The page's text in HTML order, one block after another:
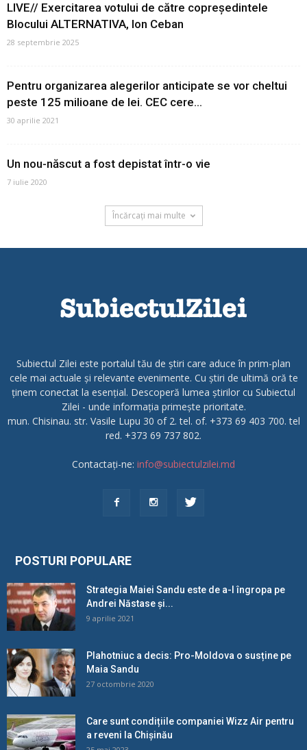
LIVE// Exercitarea votului de către copreședintele
Blocului ALTERNATIVA, Ion Ceban
28 septembrie 2025
Pentru organizarea alegerilor anticipate se vor cheltui
peste 125 milioane de lei. CEC cere...
30 aprilie 2021
Un nou-născut a fost depistat într-o vie
7 iulie 2020
Încărcați mai multe
Subiectul Zilei este portalul tău de știri care aduce în prim-plan
cele mai actuale și relevante evenimente. Cu știri de ultimă oră te
ținem conectat la esențial. Descoperă lumea știrilor cu Subiectul
Zilei - unde informația primește prioritate.
mun. Chisinau. str. Vasile Lupu 30 of 2. tel. of. +373 69 403 700. tel
red. +373 69 737 802.
Contactați-ne: info@subiectulzilei.md
POSTURI POPULARE
Strategia Maiei Sandu este de a-l îngropa pe
Andrei Năstase și...
9 aprilie 2021
Plahotniuc a decis: Pro-Moldova o susține pe
Maia Sandu
27 octombrie 2020
Care sunt condițiile companiei Wizz Air pentru
a reveni la Chișinău